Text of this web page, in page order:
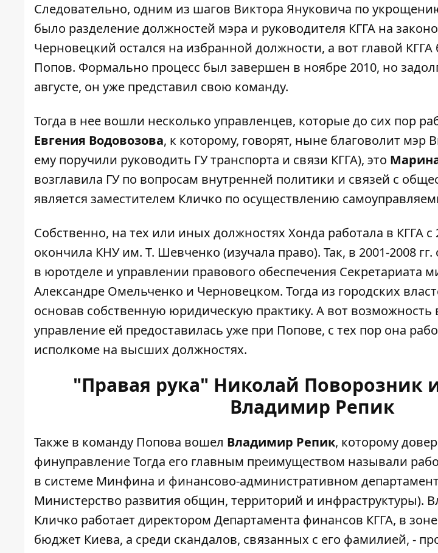
Следовательно, одним из шагов Виктора Януковича по
было разделение должностей мэра и руководителя КГГА на
Черновецкий остался на избранной должности, а вот главой
Попов. Формально процесс был завершен в ноябре 2010, но
августе, он уже представил свою команду.
Тогда в нее вошли несколько управленцев, которые до сих пор
Евгения Водовозова, к которому, говорят, ныне благоволит мэр
ему поручили руководить ГУ транспорта и связи КГГА), это
возглавила ГУ по вопросам внутренней политики и связей с
является заместителем Кличко по осуществлению
Собственно, на тех или иных должностях Хонда работала в КГГА с
окончила КНУ им. Т. Шевченко (изучала право). Так, в 2001-2008
в юротделе и управлении правового обеспечения Секретариата
Александре Омельченко и Черновецком. Тогда из городских
основав собственную юридическую практику. А вот возможность
управление ей предоставилась уже при Попове, с тех пор она
исполкоме на высших должностях.
"Правая рука" Николай Поворозник
Владимир Репик
Также в команду Попова вошел Владимир Репик, которому
финуправление Тогда его главным преимуществом называли
в системе Минфина и финансово-административном
Министерство развития общин, территорий и инфраструктуры).
Кличко работает директором Департамента финансов КГГА, в
бюджет Киева, а среди скандалов, связанных с его фамилией, -